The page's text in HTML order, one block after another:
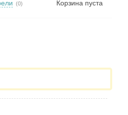
Корзина пуста
(0)